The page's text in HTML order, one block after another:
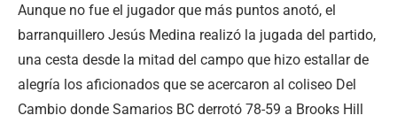
Aunque no fue el jugador que más puntos anotó, el
barranquillero Jesús Medina realizó la jugada del partido,
una cesta desde la mitad del campo que hizo estallar de
alegría los aficionados que se acercaron al coliseo Del
Cambio donde Samarios BC derrotó 78-59 a Brooks Hill